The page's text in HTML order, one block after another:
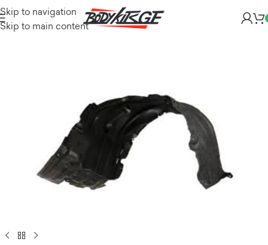
Skip to navigation
Skip to main content